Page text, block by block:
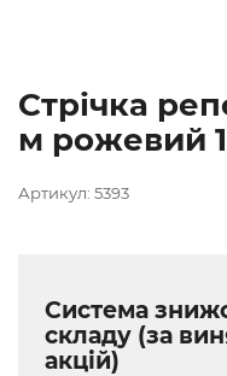
Стрічка
м рожевий
Артикул: 5393
Система
складу (за
акцій)